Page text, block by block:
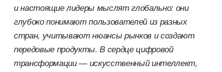
и настоящие лидеры мыслят глобально: они
глубоко понимают пользователей из разных
стран, учитывают нюансы рынков и создают
передовые продукты. В сердцецифровой
трансформации — искусственный интеллект,